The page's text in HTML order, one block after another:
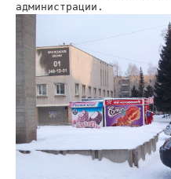
администрации.